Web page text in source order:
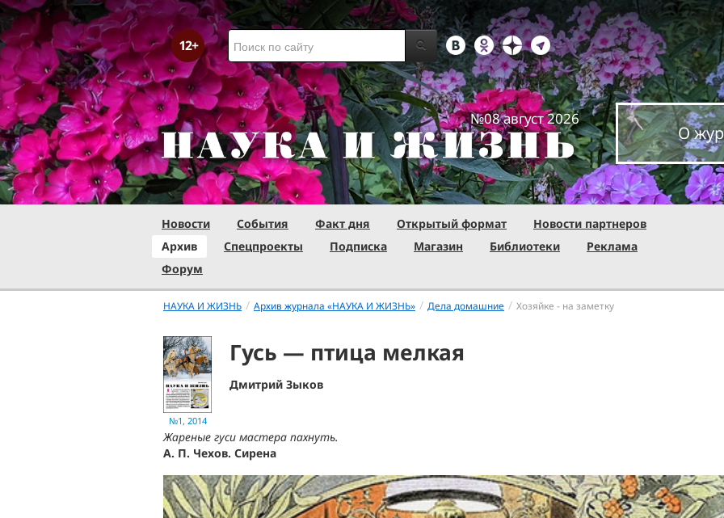
№08 август 2026
О
Новости События Факт дня Открытый формат
Новости партнеров
Архив
Спецпроекты Подписка Магазин Библиотеки
Реклама
Форум
НАУКА И ЖИЗНЬ / Архив журнала «НАУКА И ЖИЗНЬ» / Дела домашние / Хозяйке - на заметку
№1, 2014
Гусь — птица мелкая
Дмитрий Зыков
Жареные гуси мастера пахнуть.
А. П. Чехов. Сирена